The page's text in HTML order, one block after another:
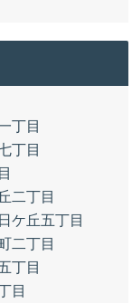
丁目
丁目
二丁目
ケ丘五丁目
二丁目
丁目
目